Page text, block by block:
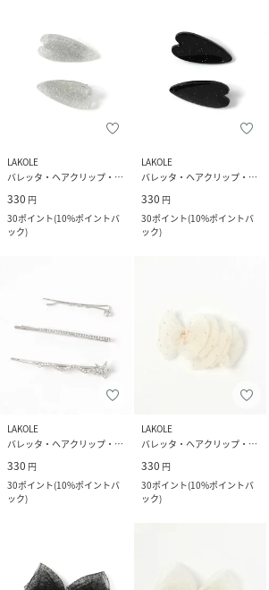
LAKOLE
バレッタ・ヘアクリップ・ヘアピン
330 円
30ポイント(10%ポイントバ
ック)
LAKOLE
バレッタ・ヘアクリップ・ヘアピン
330 円
30ポイント(10%ポイントバ
ック)
LAKOLE
バレッタ・ヘアクリップ・ヘアピン
330 円
30ポイント(10%ポイントバ
ック)
LAKOLE
バレッタ・ヘアクリップ・ヘアピン
330 円
30ポイント(10%ポイントバ
ック)